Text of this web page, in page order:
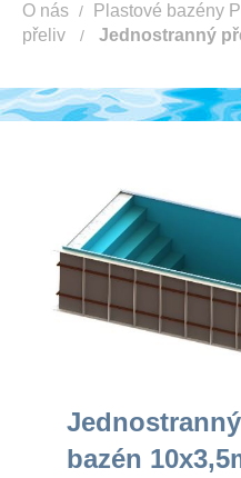
O nás Plastové bazény
přeliv
Jednostranný
bazén